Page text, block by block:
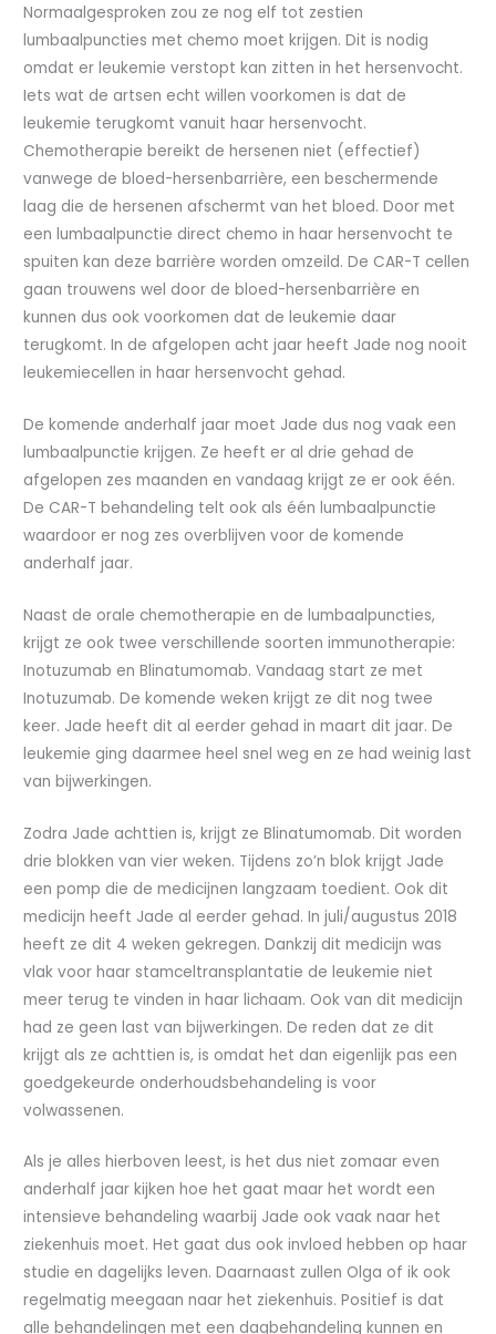
Normaalgesproken zou ze nog elf tot zestien
lumbaalpuncties met chemo moet krijgen. Dit is nodig
omdat er leukemie verstopt kan zitten in het hersenvocht.
Iets wat de artsen echt willen voorkomen is dat de
leukemie terugkomt vanuit haar hersenvocht.
Chemotherapie bereikt de hersenen niet (effectief)
vanwege de bloed-hersenbarrière, een beschermende
laag die de hersenen afschermt van het bloed. Door met
een lumbaalpunctie direct chemo in haar hersenvocht te
spuiten kan deze barrière worden omzeild. De CAR-T cellen
gaan trouwens wel door de bloed-hersenbarrière en
kunnen dus ook voorkomen dat de leukemie daar
terugkomt. In de afgelopen acht jaar heeft Jade nog nooit
leukemiecellen in haar hersenvocht gehad.
De komende anderhalf jaar moet Jade dus nog vaak een
lumbaalpunctie krijgen. Ze heeft er al drie gehad de
afgelopen zes maanden en vandaag krijgt ze er ook één.
De CAR-T behandeling telt ook als één lumbaalpunctie
waardoor er nog zes overblijven voor de komende
anderhalf jaar.
Naast de orale chemotherapie en de lumbaalpuncties,
krijgt ze ook twee verschillende soorten immunotherapie:
Inotuzumab en Blinatumomab. Vandaag start ze met
Inotuzumab. De komende weken krijgt ze dit nog twee
keer. Jade heeft dit al eerder gehad in maart dit jaar. De
leukemie ging daarmee heel snel weg en ze had weinig last
van bijwerkingen.
Zodra Jade achttien is, krijgt ze Blinatumomab. Dit worden
drie blokken van vier weken. Tijdens zo’n blok krijgt Jade
een pomp die de medicijnen langzaam toedient. Ook dit
medicijn heeft Jade al eerder gehad. In juli/augustus 2018
heeft ze dit 4 weken gekregen. Dankzij dit medicijn was
vlak voor haar stamceltransplantatie de leukemie niet
meer terug te vinden in haar lichaam. Ook van dit medicijn
had ze geen last van bijwerkingen. De reden dat ze dit
krijgt als ze achttien is, is omdat het dan eigenlijk pas een
goedgekeurde onderhoudsbehandeling is voor
volwassenen.
Als je alles hierboven leest, is het dus niet zomaar even
anderhalf jaar kijken hoe het gaat maar het wordt een
intensieve behandeling waarbij Jade ook vaak naar het
ziekenhuis moet. Het gaat dus ook invloed hebben op haar
studie en dagelijks leven. Daarnaast zullen Olga of ik ook
regelmatig meegaan naar het ziekenhuis. Positief is dat
alle behandelingen met een dagbehandeling kunnen en